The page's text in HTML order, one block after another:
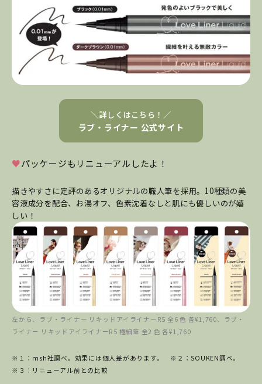
＼詳しくはこちら！／
ラブ・ライナー 公式サイト
♥パッケージもリニューアルしたよ！
描きやすさに定評のあるオリジナルの職人筆を採用。10種類の美
容液成分を配合、お湯オフ、色素沈着なしと肌にも優しいのが嬉
しい！
左から、ラブ・ライナー リキッドアイライナーR5 全6 色 各¥1,760、ラブ・
ライナー リキッドアイライナーR5 極細筆 全2 色 各¥1,760
※１：msh社調べ。効果には個人差があります。 ※２：SOUKEN調べ。
※３：リニューアル前との比較